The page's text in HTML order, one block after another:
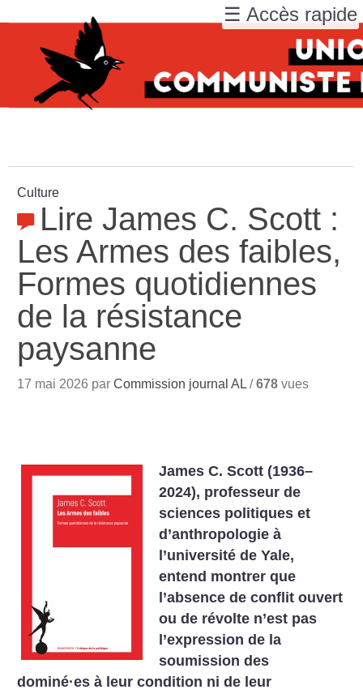
Culture
Lire James C. Scott :
Les Armes des faibles,
Formes quotidiennes
de la résistance
paysanne
17 mai 2026 parCommission journal AL /678 vues
James C. Scott (1936–
2024), professeur de
sciences politiques et
d’anthropologie à
l’université de Yale,
entend montrer que
l’absence de conflit ouvert
ou de révolte n’est pas
l’expression de la
soumission des
dominé·es à leur condition ni de leur
☰ Accès rapide